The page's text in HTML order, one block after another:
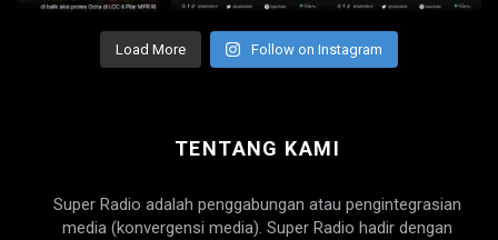
Load More Follow on Instagram
TENTANG KAMI
Super Radio adalah penggabungan atau pengintegrasian
media (konvergensi media). Super Radio hadir dengan